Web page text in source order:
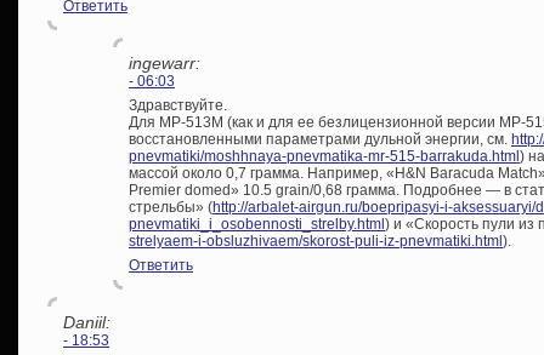
Ответить
ingewarr:
- 06:03
Здравствуйте.
Для МР-513М (как и для ее безлицензионной версии МР-
восстановленными параметрами дульной энергии, см.
pnevmatiki/moshhnaya-pnevmatika-mr-515-barrakuda.html )
массой около 0,7 грамма. Например, «H&N Baracuda
Premier domed» 10.5 grain/0,68 грамма. Подробнее — в
стрельбы» (http://arbalet-airgun.ru/boepripasyi-i-aksessuaryi/
pnevmatiki_i_osobennosti_strelby.html ) и «Скорость пули из
strelyaem-i-obsluzhivaem/skorost-puli-iz-pnevmatiki.html ).
Ответить
Daniil:
- 18:53